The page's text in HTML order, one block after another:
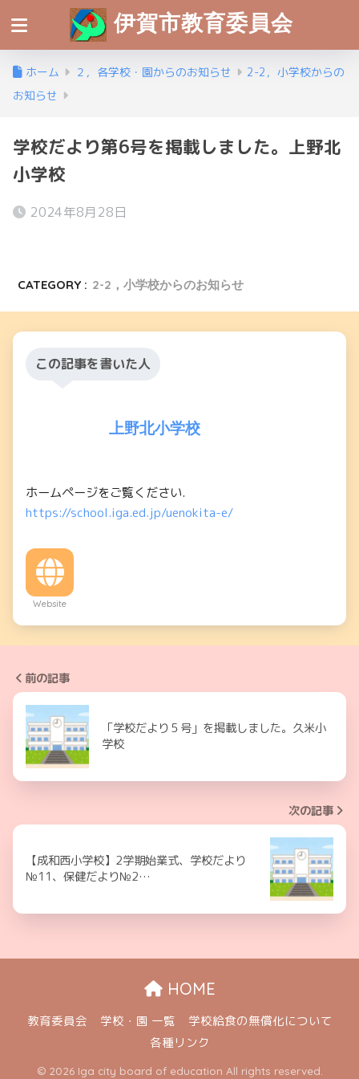
伊賀市教育委員会
ホーム ２，各学校・園からのお知らせ
2-2，小学校からの
お知らせ
学校だより第6号を掲載しました。上野北
小学校
2024年8月28日
CATEGORY : 2-2，小学校からのお知らせ
この記事を書いた人
上野北小学校
ホームページをご覧ください.
https://school.iga.ed.jp/uenokita-e/
Website
前の記事
「学校だより５号」を掲載しました。久米小
学校
次の記事
【成和西小学校】2学期始業式、学校だより
№11、保健だより№2…
HOME
教育委員会 学校・園 一覧
学校給食の無償化について
各種リンク
© 2026 Iga city board of education All rights reserved.